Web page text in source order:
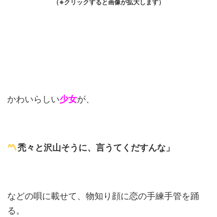
（※クリックすると画像が拡大します）
かわいらしい少女が、
禿々と沢山そうに、言うてくだすんな」
などの唄に載せて、物知り顔に恋の手練手管を踊
る。